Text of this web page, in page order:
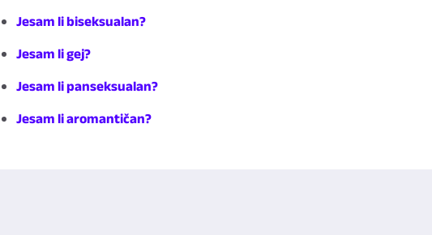
Jesam li biseksualan?
Jesam li gej?
Jesam li panseksualan?
Jesam li aromantičan?